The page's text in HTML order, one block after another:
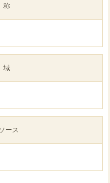
称
域
ース